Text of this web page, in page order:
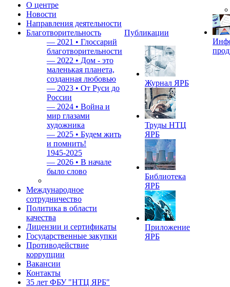
О центре
Новости
Направления деятельности
Благотворительность
— 2021 • Глоссарий
благотворительности
— 2022 • Дом - это
маленькая планета,
созданная любовью
— 2023 • От Руси до
России
— 2024 • Война и
мир глазами
художника
— 2025 • Будем жить
и помнить!
1945-2025
— 2026 • В начале
было слово
Международное
сотрудничество
Политика в области
качества
Лицензии и сертификаты
Государственные закупки
Противодействие
коррупции
Вакансии
Контакты
35 лет ФБУ "НТЦ ЯРБ"
Публикации
Журнал ЯРБ
Труды НТЦ
ЯРБ
Библиотека
ЯРБ
Приложение
ЯРБ